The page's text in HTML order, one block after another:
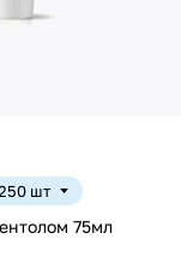
шт
75мл